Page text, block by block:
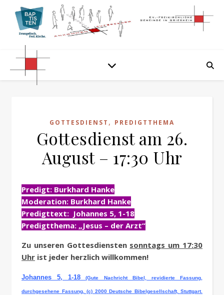
GOTTESDIENST , PREDIGTTHEMA
Gottesdienst am 26.
August – 17:30 Uhr
Predigt: Burkhard Hanke
Moderation: Burkhard Hanke
Predigttext: Johannes 5, 1-18
Predigtthema: „Jesus – der Arzt“
Zu unseren Gottesdiensten sonntags um 17:30
Uhr ist jeder herzlich willkommen!
Johannes 5, 1-18 (Gute Nachricht Bibel, revidierte Fassung,
durchgesehene Fassung, (c) 2000 Deutsche Bibelgesellschaft, Stuttgart.